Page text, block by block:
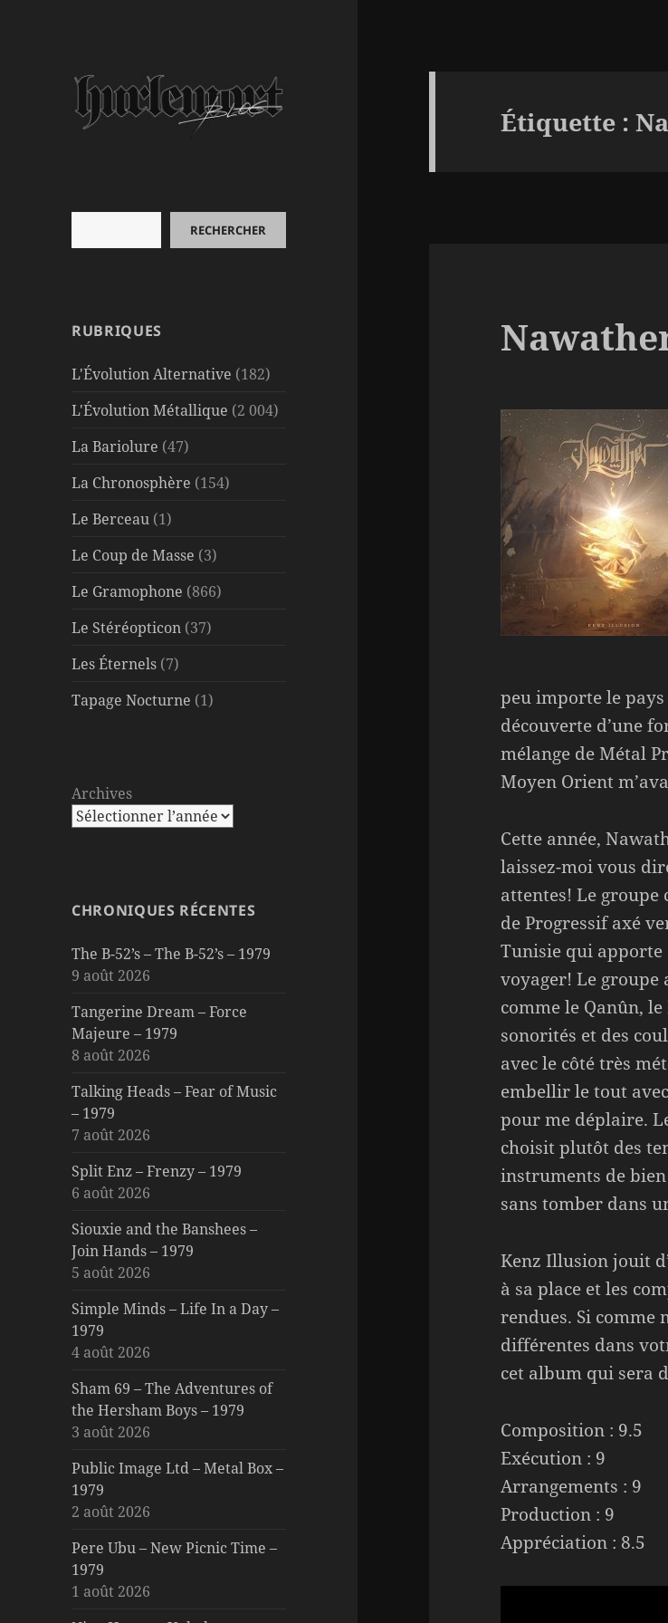
RECHERCHER
RUBRIQUES
L'Évolution Alternative (182)
L'Évolution Métallique (2 004)
La Bariolure (47)
La Chronosphère (154)
Le Berceau (1)
Le Coup de Masse (3)
Le Gramophone (866)
Le Stéréopticon (37)
Les Éternels (7)
Tapage Nocturne (1)
Archives
CHRONIQUES RÉCENTES
The B-52’s – The B-52’s – 1979
9 août 2026
Tangerine Dream – Force
Majeure – 1979
8 août 2026
Talking Heads – Fear of Music
– 1979
7 août 2026
Split Enz – Frenzy – 1979
6 août 2026
Siouxie and the Banshees –
Join Hands – 1979
5 août 2026
Simple Minds – Life In a Day –
1979
4 août 2026
Sham 69 – The Adventures of
the Hersham Boys – 1979
3 août 2026
Public Image Ltd – Metal Box –
1979
2 août 2026
Pere Ubu – New Picnic Time –
1979
1 août 2026
Étiquette :
peu importe le pays
découverte d’une
mélange de Métal
Moyen Orient
Cette année,
laissez-moi vous
attentes! Le
de Progressif axé
Tunisie qui apporte
voyager! Le groupe
comme le Qanûn,
sonorités et des
avec le côté très
embellir le tout
pour me déplaire.
choisit plutôt des
instruments de
sans tomber dans
Kenz Illusion jouit
à sa place et les
rendues. Si comme
différentes dans
cet album qui sera
Composition : 9.5
Exécution : 9
Arrangements : 9
Production : 9
Appréciation : 8.5